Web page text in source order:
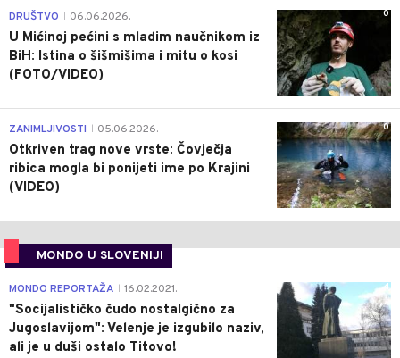
0
DRUŠTVO 06.06.2026.
U Mićinoj pećini s mladim naučnikom iz
BiH: Istina o šišmišima i mitu o kosi
(FOTO/VIDEO)
0
ZANIMLJIVOSTI 05.06.2026.
Otkriven trag nove vrste: Čovječja
ribica mogla bi ponijeti ime po Krajini
(VIDEO)
MONDO U SLOVENIJI
4
MONDO REPORTAŽA 16.02.2021.
"Socijalističko čudo nostalgično za
Jugoslavijom": Velenje je izgubilo naziv,
ali je u duši ostalo Titovo!